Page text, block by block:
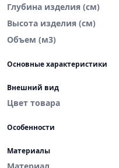
Глубина изделия (см)
Высота изделия (см)
Объем (м3)
Основные характеристики
Внешний вид
Цвет товара
Особенности
Материалы
Материал